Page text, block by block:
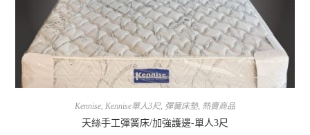
Kennise, Kennise單人3尺, 彈簧床墊, 熱賣商品
天絲手工彈簧床/加強護邊-單人3尺